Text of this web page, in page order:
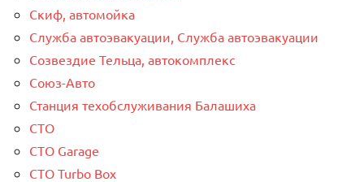
Скиф, автомойка
Служба автоэвакуации, Служба автоэвакуации
Созвездие Тельца, автокомплекс
Союз-Авто
Станция техобслуживания Балашиха
СТО
СТО Garage
СТО Turbo Box